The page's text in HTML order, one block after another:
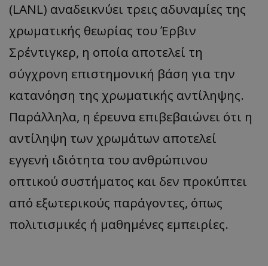
(LANL) αναδεικνύει τρεις αδυναμίες της
χρωματικής θεωρίας του Έρβιν
Σρέντιγκερ, η οποία αποτελεί τη
σύγχρονη επιστημονική βάση για την
κατανόηση της χρωματικής αντίληψης.
Παράλληλα, η έρευνα επιβεβαιώνει ότι η
αντίληψη των χρωμάτων αποτελεί
εγγενή ιδιότητα του ανθρώπινου
οπτικού συστήματος και δεν προκύπτει
από εξωτερικούς παράγοντες, όπως
πολιτισμικές ή μαθημένες εμπειρίες.